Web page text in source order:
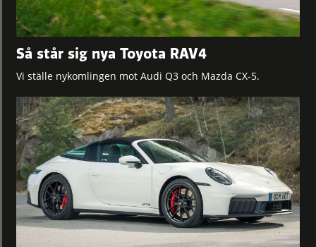
Så står sig nya Toyota RAV4
Vi ställe nykomlingen mot Audi Q3 och Mazda CX-5.